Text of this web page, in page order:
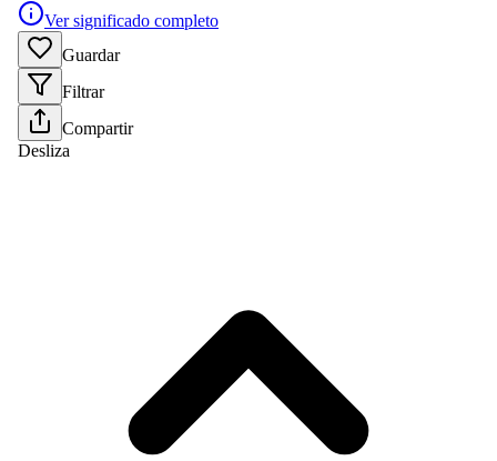
Ver significado completo
Guardar
Filtrar
Compartir
Desliza